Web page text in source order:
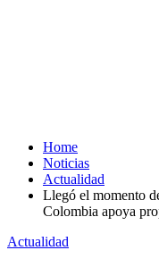
Home
Noticias
Actualidad
Llegó el momento
Colombia apoya
Actualidad